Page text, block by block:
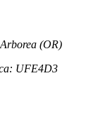
(OR)
UFE4D3